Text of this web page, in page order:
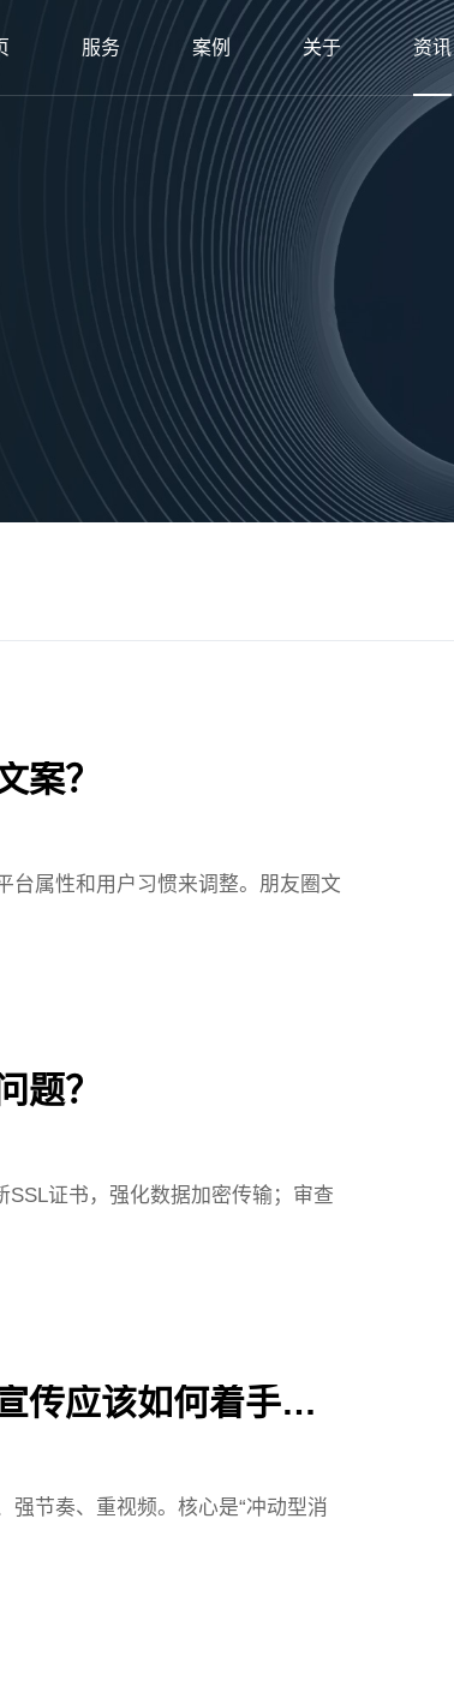
服务 案例 关于 资讯
案？
台属性和用户习惯来调整。朋友圈文
题？
证书，强化数据加密传输；审查
企业想在抖音、小红书尝试做宣传应该如何着手？初级版建议
节奏、重视频。核心是“冲动型消